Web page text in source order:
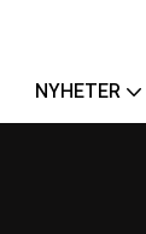
NYHETER